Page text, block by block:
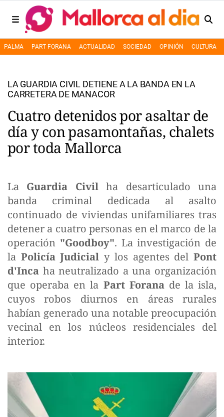
PALMA PART FORANA ACTUALIDAD SOCIEDAD OPINIÓN CULTURA
LA GUARDIA CIVIL DETIENE A LA BANDA EN LA
CARRETERA DE MANACOR
Cuatro detenidos por asaltar de
día y con pasamontañas, chalets
por toda Mallorca
La Guardia Civilha desarticulado una
banda criminal dedicada al asalto
continuado de viviendas unifamiliares tras
detener a cuatro personas en el marco de la
operación "Goodboy". La investigación de
la Policía Judicial y los agentes delPont
d'Inca ha neutralizado a una organización
que operaba en la Part Foranade la isla,
cuyos robos diurnos en áreas rurales
habían generado una notable preocupación
vecinal en los núcleos residenciales del
interior.